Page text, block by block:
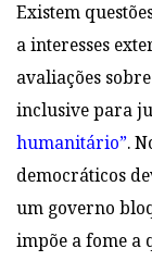
Existem
a interesses
avaliações
inclusive para
humanitário”.
democráticos
um governo
impõe a fome a